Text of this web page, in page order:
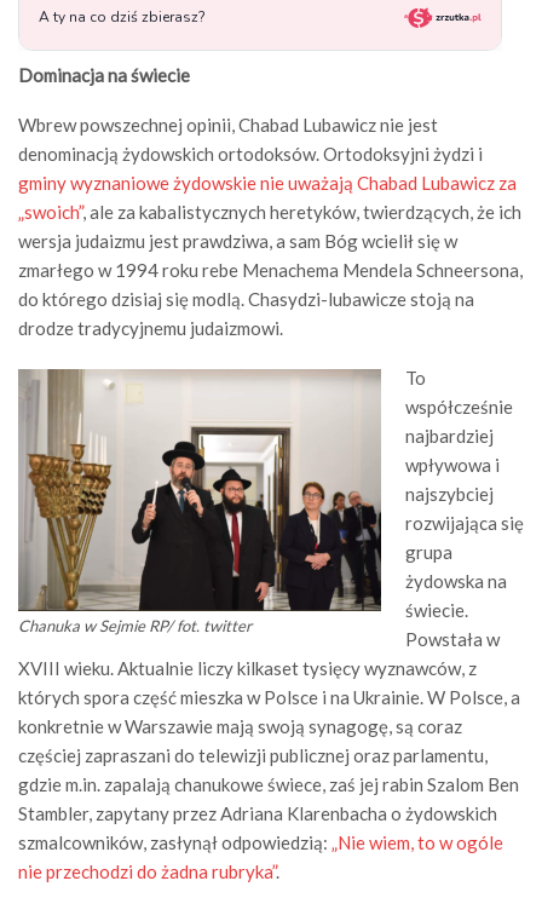
Dominacja na świecie
Wbrew powszechnej opinii, Chabad Lubawicz nie jest
denominacją żydowskich ortodoksów. Ortodoksyjni żydzi i
gminy wyznaniowe żydowskie nie uważają Chabad Lubawicz za
„swoich”, ale za kabalistycznych heretyków, twierdzących, że ich
wersja judaizmu jest prawdziwa, a sam Bóg wcielił się w
zmarłego w 1994 roku rebe Menachema Mendela Schneersona,
do którego dzisiaj się modlą. Chasydzi-lubawicze stoją na
drodze tradycyjnemu judaizmowi.
Chanuka w Sejmie RP/ fot. twitter
To
współcześnie
najbardziej
wpływowa i
najszybciej
rozwijająca się
grupa
żydowska na
świecie.
Powstała w
XVIII wieku. Aktualnie liczy kilkaset tysięcy wyznawców, z
których spora część mieszka w Polsce i na Ukrainie. W Polsce, a
konkretnie w Warszawie mają swoją synagogę, są coraz
częściej zapraszani do telewizji publicznej oraz parlamentu,
gdzie m.in. zapalają chanukowe świece, zaś jej rabin Szalom Ben
Stambler, zapytany przez Adriana Klarenbacha o żydowskich
szmalcowników, zasłynął odpowiedzią: „Nie wiem, to w ogóle
nie przechodzi do żadna rubryka”.